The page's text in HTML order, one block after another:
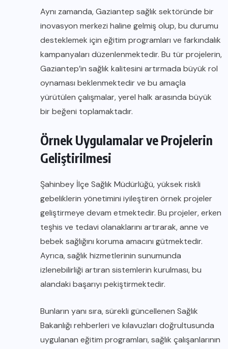
Aynı zamanda, Gaziantep sağlık sektöründe bir
inovasyon merkezi haline gelmiş olup, bu durumu
desteklemek için eğitim programları ve farkındalık
kampanyaları düzenlenmektedir. Bu tür projelerin,
Gaziantep’in sağlık kalitesini artırmada büyük rol
oynaması beklenmektedir ve bu amaçla
yürütülen çalışmalar, yerel halk arasında büyük
bir beğeni toplamaktadır.
Örnek Uygulamalar ve Projelerin
Geliştirilmesi
Şahinbey İlçe Sağlık Müdürlüğü, yüksek riskli
gebeliklerin yönetimini iyileştiren örnek projeler
geliştirmeye devam etmektedir. Bu projeler, erken
teşhis ve tedavi olanaklarını artırarak, anne ve
bebek sağlığını koruma amacını gütmektedir.
Ayrıca, sağlık hizmetlerinin sunumunda
izlenebilirliği artıran sistemlerin kurulması, bu
alandaki başarıyı pekiştirmektedir.
Bunların yanı sıra, sürekli güncellenen Sağlık
Bakanlığı rehberleri ve kılavuzları doğrultusunda
uygulanan eğitim programları, sağlık çalışanlarının